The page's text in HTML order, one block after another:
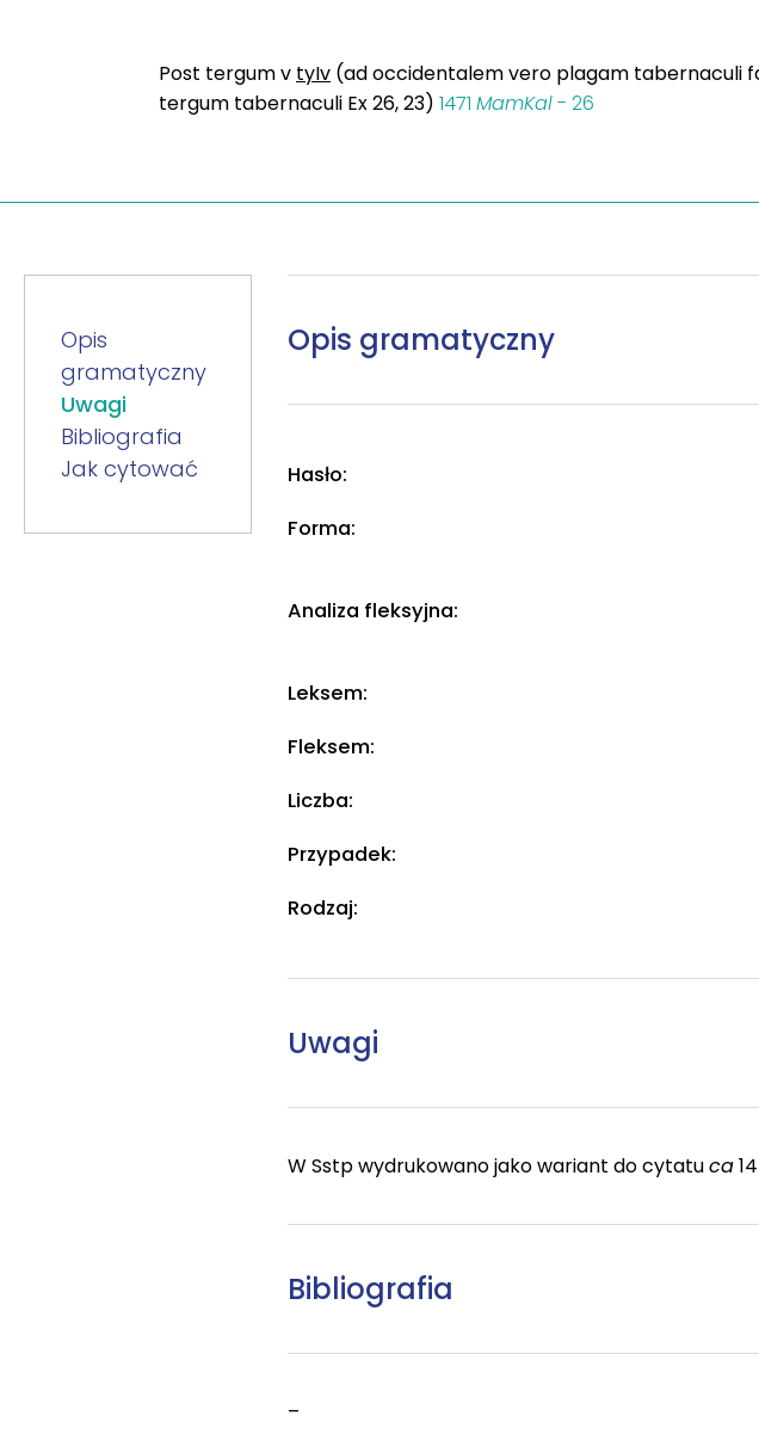
Post tergum v tyIv (ad occidentalem vero plagam tabernaculi
tergum tabernaculi Ex 26, 23) 1471 MamKal- 26
Opis
gramatyczny
Uwagi
Bibliografia
Jak cytować
Opis gramatyczny
Hasło:
Forma:
Analiza fleksyjna:
Leksem:
Fleksem:
Liczba:
Przypadek:
Rodzaj:
Uwagi
W Sstp wydrukowano jako wariant do cytatuca
Bibliografia
–